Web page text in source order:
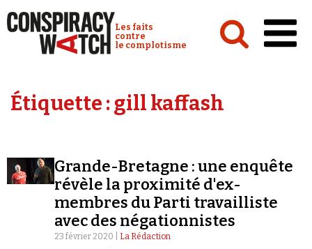
Conspiracy Watch :
Les faits
contre
le complotisme
Analyses
Vidéos
Émissions
Revues de presse
Étiquette :gill kaffash
Grande-Bretagne : une enquête
révèle la proximité d'ex-
membres du Parti travailliste
avec des négationnistes
23 février 2020 | La Rédaction